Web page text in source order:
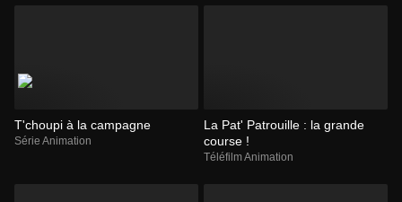
T'choupi à la campagne
Série Animation
La Pat' Patrouille : la grande
course !
Téléfilm Animation